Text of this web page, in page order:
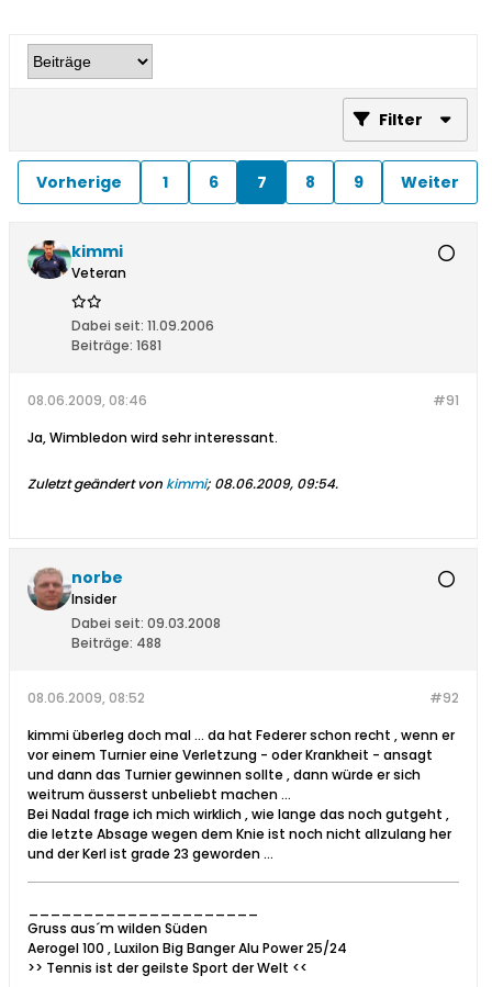
Filter
Vorherige 1 6 7 8 9 Weiter
kimmi
Veteran
Dabei seit: 11.09.2006
Beiträge: 1681
#91
08.06.2009, 08:46
Ja, Wimbledon wird sehr interessant.
Zuletzt geändert von kimmi; 08.06.2009, 09:54.
norbe
Insider
Dabei seit: 09.03.2008
Beiträge: 488
#92
08.06.2009, 08:52
kimmi überleg doch mal ... da hat Federer schon recht , wenn er
vor einem Turnier eine Verletzung - oder Krankheit - ansagt
und dann das Turnier gewinnen sollte , dann würde er sich
weitrum äusserst unbeliebt machen ...
Bei Nadal frage ich mich wirklich , wie lange das noch gutgeht ,
die letzte Absage wegen dem Knie ist noch nicht allzulang her
und der Kerl ist grade 23 geworden ...
Gruss aus´m wilden Süden
Aerogel 100 , Luxilon Big Banger Alu Power 25/24
>> Tennis ist der geilste Sport der Welt <<